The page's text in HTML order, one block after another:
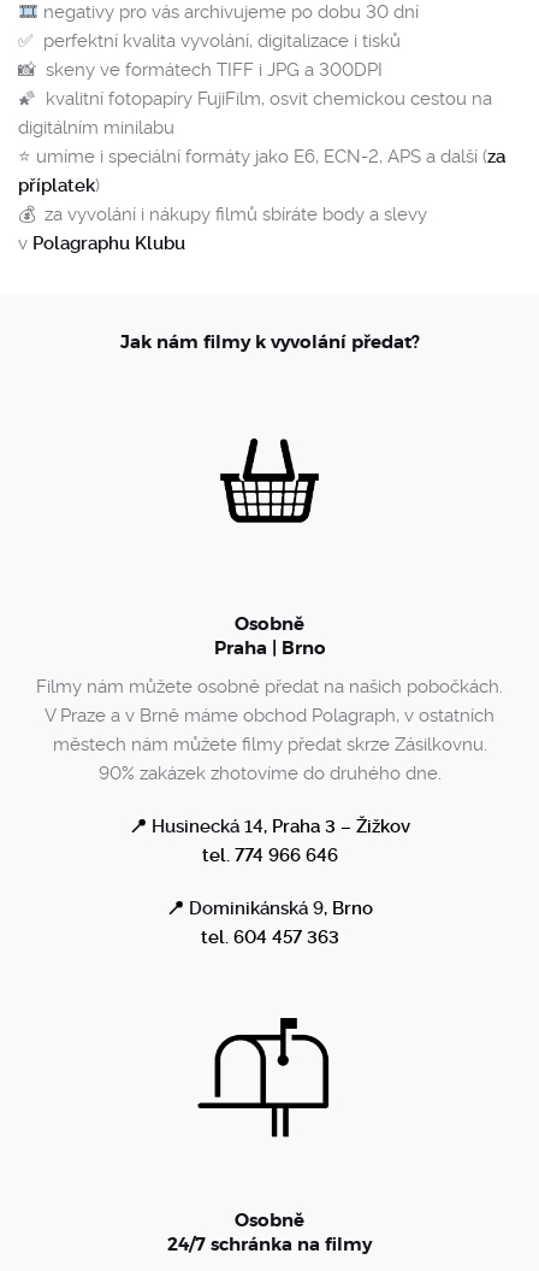
negativy pro vás archivujeme po dobu 30 dní
✅ perfektní kvalita vyvolání, digitalizace i tisků
📸 skeny ve formátech TIFF i JPG a 300DPI
🌠 kvalitní fotopapíry FujiFilm, osvit chemickou cestou na
digitálním minilabu
⭐️ umíme i speciální formáty jako E6, ECN-2, APS a další (za
příplatek)
💰 za vyvolání i nákupy filmů sbíráte body a slevy
v Polagraphu Klubu
Jak nám filmy k vyvolání předat?
Osobně
Praha | Brno
Filmy nám můžete osobně předat na našich pobočkách.
V Praze a v Brně máme obchod Polagraph, v ostatních
městech nám můžete filmy předat skrze Zásilkovnu.
90% zakázek zhotovíme do druhého dne.
📍 Husinecká 14, Praha 3 – Žižkov
tel. 774 966 646
📍 Dominikánská 9, Brno
tel. 604 457 363
Osobně
24/7 schránka na filmy